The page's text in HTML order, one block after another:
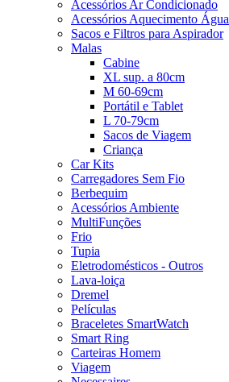
Acessórios Ar Condicionado
Acessórios Aquecimento Água
Sacos e Filtros para Aspirador
Malas
Cabine
XL sup. a 80cm
M 60-69cm
Portátil e Tablet
L 70-79cm
Sacos de Viagem
Criança
Car Kits
Carregadores Sem Fio
Berbequim
Acessórios Ambiente
MultiFunções
Frio
Tupia
Eletrodomésticos - Outros
Lava-loiça
Dremel
Películas
Braceletes SmartWatch
Smart Ring
Carteiras Homem
Viagem